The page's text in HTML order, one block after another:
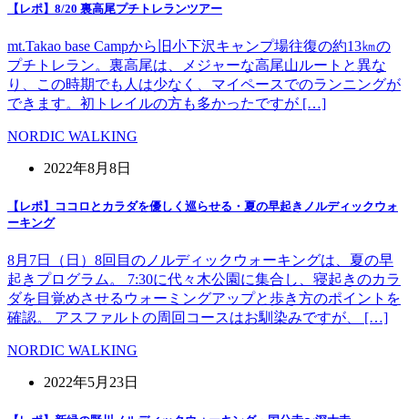
【レポ】8/20 裏高尾プチトレランツアー
mt.Takao base Campから旧小下沢キャンプ場往復の約13㎞の
プチトレラン。裏高尾は、メジャーな高尾山ルートと異な
り、この時期でも人は少なく、マイペースでのランニングが
できます。初トレイルの方も多かったですが […]
NORDIC WALKING
2022年8月8日
【レポ】ココロとカラダを優しく巡らせる・夏の早起きノルディックウォ
ーキング
8月7日（日）8回目のノルディックウォーキングは、夏の早
起きプログラム。 7:30に代々木公園に集合し、寝起きのカラ
ダを目覚めさせるウォーミングアップと歩き方のポイントを
確認。 アスファルトの周回コースはお馴染みですが、 […]
NORDIC WALKING
2022年5月23日